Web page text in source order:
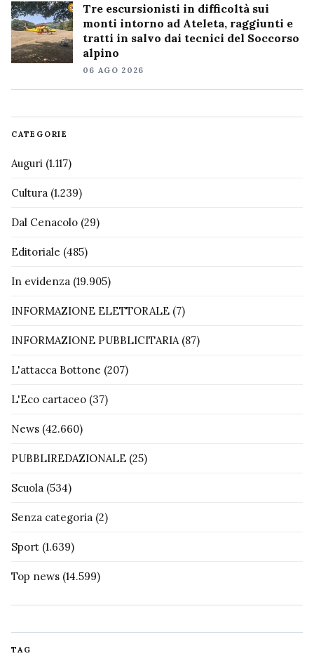
Tre escursionisti in difficoltà sui
monti intorno ad Ateleta, raggiunti e
tratti in salvo dai tecnici del Soccorso
alpino
06 AGO 2026
CATEGORIE
Auguri (1.117)
Cultura (1.239)
Dal Cenacolo (29)
Editoriale (485)
In evidenza (19.905)
INFORMAZIONE ELETTORALE (7)
INFORMAZIONE PUBBLICITARIA(87)
L'attacca Bottone (207)
L'Eco cartaceo (37)
News (42.660)
PUBBLIREDAZIONALE (25)
Scuola (534)
Senza categoria (2)
Sport (1.639)
Top news (14.599)
TAG